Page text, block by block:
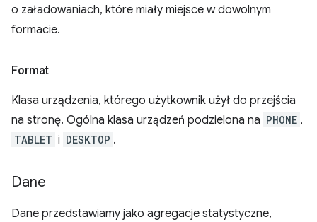
o załadowaniach, które miały miejsce w dowolnym
formacie.
Format
Klasa urządzenia, którego użytkownik użył do przejścia
na stronę. Ogólna klasa urządzeń podzielona na PHONE ,
TABLET i DESKTOP .
Dane
Dane przedstawiamy jako agregacje statystyczne,